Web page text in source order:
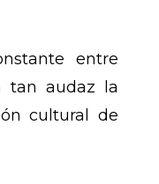
entre
tan audaz la
cultural de